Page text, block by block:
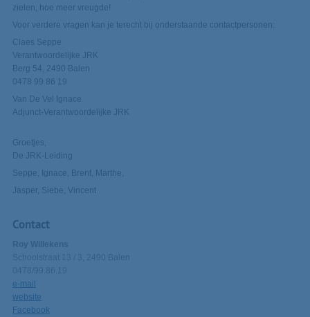
zielen, hoe meer vreugde!
Voor verdere vragen kan je terecht bij onderstaande contactpersonen:
Claes Seppe
Verantwoordelijke JRK
Berg 54, 2490 Balen
0478 99 86 19
Van De Vel Ignace
Adjunct-Verantwoordelijke JRK
Groetjes,
De JRK-Leiding
Seppe, Ignace, Brent, Marthe,
Jasper, Siebe, Vincent
Contact
Roy Willekens
Schoolstraat 13 / 3, 2490 Balen
0478/99.86.19
e-mail
website
Facebook